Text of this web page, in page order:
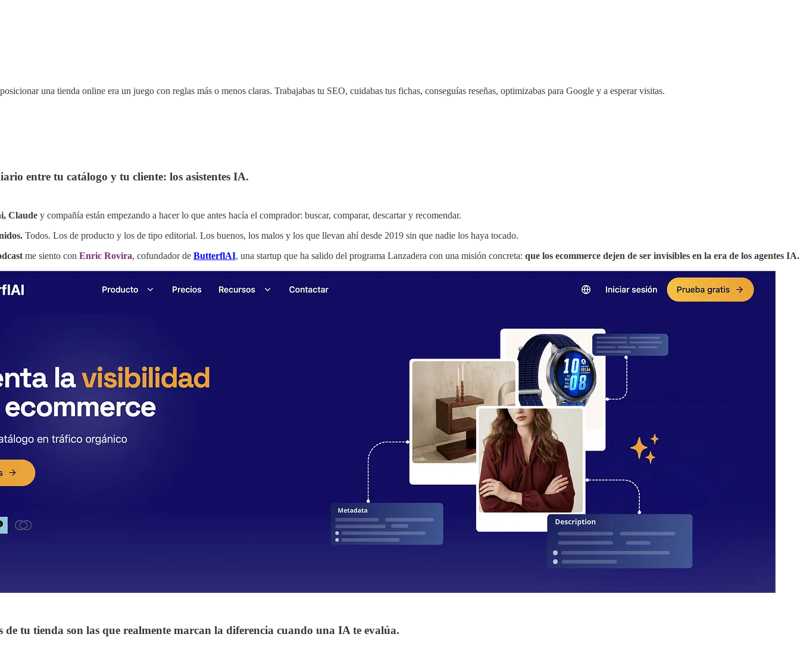
una tienda online era un juego con reglas más o menos claras. Trabajabas tu SEO, cuidabas tus fichas, conseguías reseñas, optimizabas para Google y a esperar visitas.
entre tu catálogo y tu cliente: los asistentes IA.
Claude y compañía están empezando a hacer lo que antes hacía el comprador: buscar, comparar, descartar y recomendar.
Todos. Los de producto y los de tipo editorial. Los buenos, los malos y los que llevan ahí desde 2019 sin que nadie los haya tocado.
me siento con Enric Rovira, cofundador de ButterflAI, una startup que ha salido del programa Lanzadera con una misión concreta: que los ecommerce dejen de ser invisibles en la era de los agentes IA.
de tu tienda son las que realmente marcan la diferencia cuando una IA te evalúa.